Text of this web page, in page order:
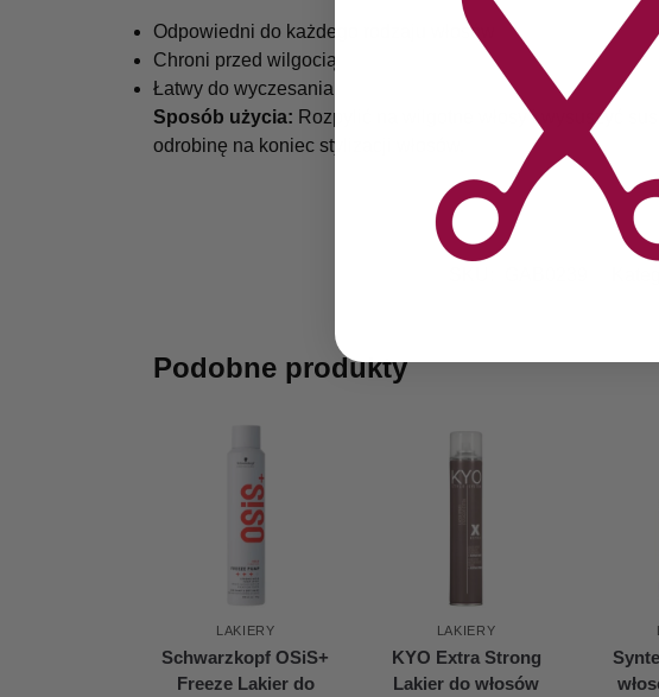
Odpowiedni do każdego rodzaju włosów
Chroni przed wilgocią
Łatwy do wyczesania
Sposób użycia: Rozpylić na wilgotne włosy i wysuszyć
odrobinę na koniec stylizacji włosów.
Podobne produkty
LAKIERY
Schwarzkopf OSiS+
Freeze Lakier do
LAKIERY
KYO Extra Strong
Lakier do włosów